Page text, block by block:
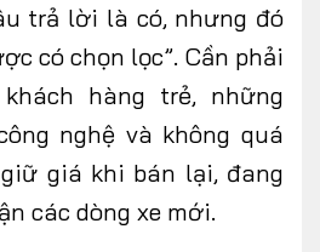
trả lời là có, nhưng đó
có chọn lọc”. Cần phải
hàng trẻ, những
nghệ và không quá
giá khi bán lại, đang
các dòng xe mới.